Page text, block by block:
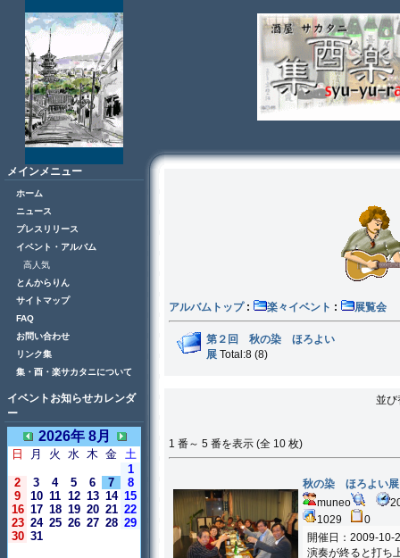
メインメニュー
ホーム
ニュース
プレスリリース
イベント・アルバム
高人気
とんからりん
サイトマップ
FAQ
お問い合わせ
リンク集
集・酉・楽サカタニについて
イベントお知らせカレンダ
ー
2026年 8月
日 月 火 水 木 金 土
1
2
3 4 5 6 7
8
9
10 11 12 13 14 15
16 17 18 19 20 21 22
23 24 25 26 27 28 29
30 31
アルバムトップ: 楽々イベント :
第２回 秋の染 ほろよい
展 Total:8 (8)
並
1 番～ 5 番を表示 (全 10 枚)
秋の染 ほろよい展
muneo
1029
0
開催日：2009-10-
演奏が終ると打ち